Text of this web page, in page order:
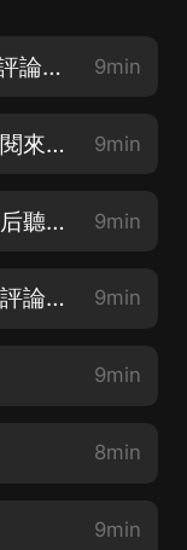
魔王在都市 001 前往鳳凰山（評論抽VIP月卡） 9min
魔王在都市 002 黑色光芒（訂閱來一波） 9min
魔王在都市 003 借屍還魂（往后聽，主播強推） 9min
魔王在都市 004 大魔王復活（評論抽VIP月卡） 9min
9min
8min
9min